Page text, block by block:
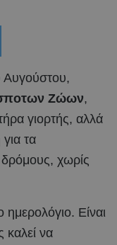
Αυγούστου,
Ζώων,
γιορτής, αλλά
για τα
χωρίς
ημερολόγιο. Είναι
καλεί να